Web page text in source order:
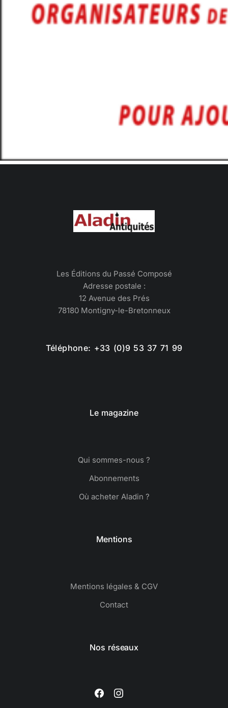
Les Éditions du Passé Composé
Adresse postale :
12 Avenue des Prés
78180 Montigny-le-Bretonneux
Téléphone: +33 (0)9 53 37 71 99
Le magazine
Qui sommes-nous ?
Abonnements
Où acheter Aladin ?
Mentions
Mentions légales & CGV
Contact
Nos réseaux